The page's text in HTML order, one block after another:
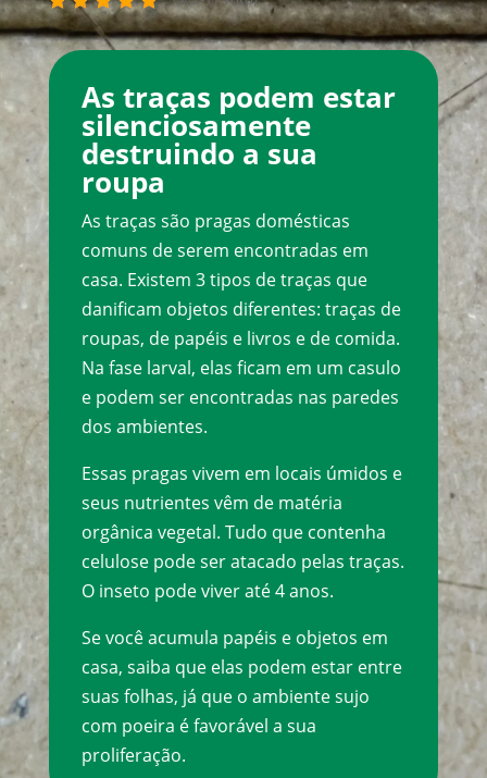
As traças podem estar
silenciosamente
destruindo a sua
roupa
As traças são pragas domésticas
comuns de serem encontradas em
casa. Existem 3 tipos de traças que
danificam objetos diferentes: traças de
roupas, de papéis e livros e de comida.
Na fase larval, elas ficam em um casulo
e podem ser encontradas nas paredes
dos ambientes.
Essas pragas vivem em locais úmidos e
seus nutrientes vêm de matéria
orgânica vegetal. Tudo que contenha
celulose pode ser atacado pelas traças.
O inseto pode viver até 4 anos.
Se você acumula papéis e objetos em
casa, saiba que elas podem estar entre
suas folhas, já que o ambiente sujo
com poeira é favorável a sua
proliferação.